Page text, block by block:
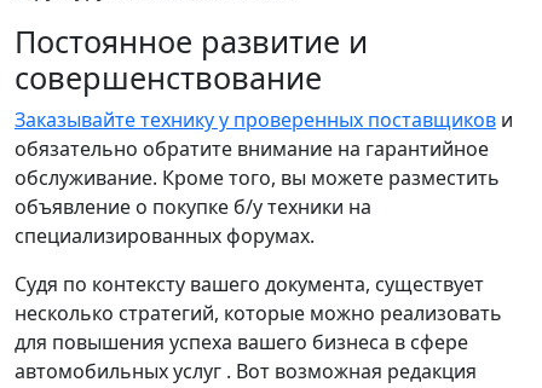
Постоянное развитие и
совершенствование
Заказывайте технику у проверенных поставщиков и
обязательно обратите внимание на гарантийное
обслуживание. Кроме того, вы можете разместить
объявление о покупке б/у техники на
специализированных форумах.
Судя по контексту вашего документа, существует
несколько стратегий, которые можно реализовать
для повышения успеха вашего бизнеса в сфере
автомобильных услуг . Вот возможная редакция